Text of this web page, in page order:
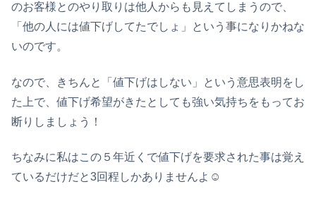
のお客様とのやり取りは他人からも見えてしまうので、
「他の人には値下げしてたでしょ」という事になりかねな
いのです。
なので、きちんと「値下げはしない」という意思表明をし
た上で、値下げ希望がきたとしても強い気持ちをもってお
断りしましょう！
ちなみに私はこの５年近くで値下げを要求された事は覚え
ているだけだと3回程しかありませんよ☺